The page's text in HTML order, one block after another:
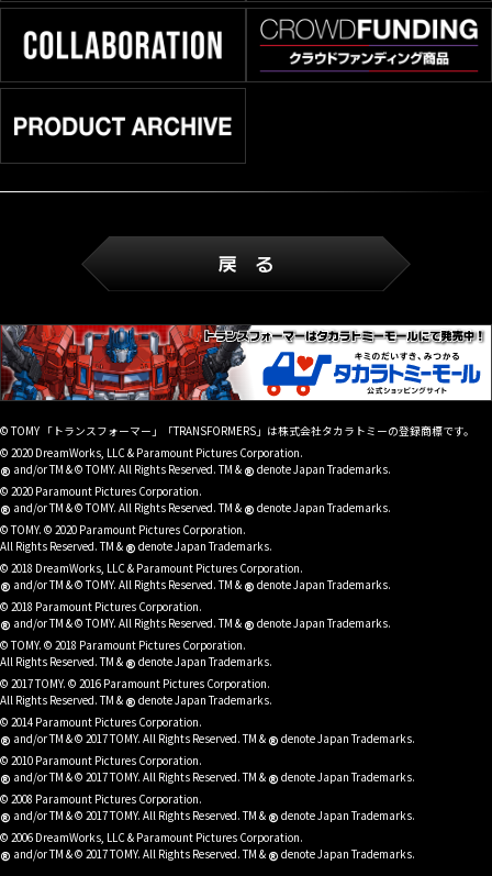
© TOMY 「トランスフォーマー」「TRANSFORMERS」は株式会社タカラトミーの登録商標です。
© 2020 DreamWorks, LLC & Paramount Pictures Corporation.
® and/or TM & © TOMY. All Rights Reserved. TM & ® denote Japan Trademarks.
© 2020 Paramount Pictures Corporation.
® and/or TM & © TOMY. All Rights Reserved. TM & ® denote Japan Trademarks.
© TOMY. © 2020 Paramount Pictures Corporation.
All Rights Reserved. TM & ® denote Japan Trademarks.
© 2018 DreamWorks, LLC & Paramount Pictures Corporation.
® and/or TM & © TOMY. All Rights Reserved. TM & ® denote Japan Trademarks.
© 2018 Paramount Pictures Corporation.
® and/or TM & © TOMY. All Rights Reserved. TM & ® denote Japan Trademarks.
© TOMY. © 2018 Paramount Pictures Corporation.
All Rights Reserved. TM & ® denote Japan Trademarks.
© 2017 TOMY. © 2016 Paramount Pictures Corporation.
All Rights Reserved. TM & ® denote Japan Trademarks.
© 2014 Paramount Pictures Corporation.
® and/or TM & © 2017 TOMY. All Rights Reserved. TM & ® denote Japan Trademarks.
© 2010 Paramount Pictures Corporation.
® and/or TM & © 2017 TOMY. All Rights Reserved. TM & ® denote Japan Trademarks.
© 2008 Paramount Pictures Corporation.
® and/or TM & © 2017 TOMY. All Rights Reserved. TM & ® denote Japan Trademarks.
© 2006 DreamWorks, LLC & Paramount Pictures Corporation.
® and/or TM & © 2017 TOMY. All Rights Reserved. TM & ® denote Japan Trademarks.